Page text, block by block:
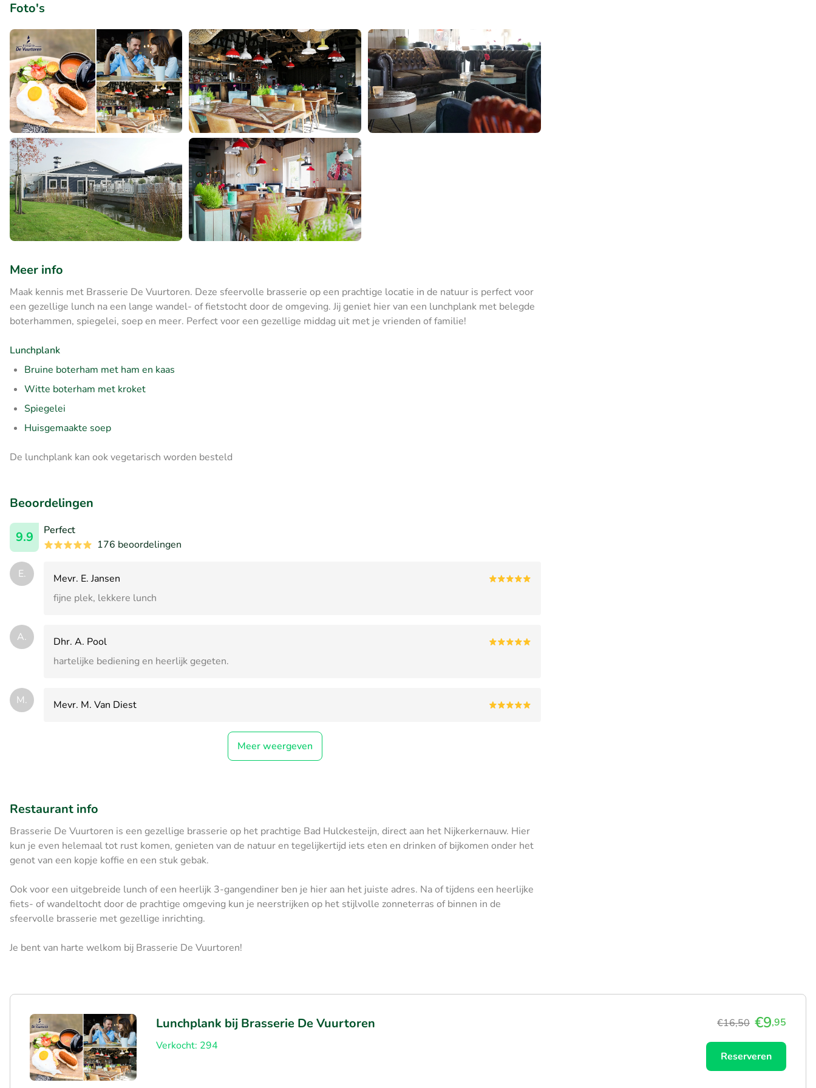
Foto's
Meer info
Maak kennis met Brasserie De Vuurtoren. Deze sfeervolle brasserie op een prachtige locatie in de natuur is perfect voor
een gezellige lunch na een lange wandel- of fietstocht door de omgeving. Jij geniet hier van een lunchplank met belegde
boterhammen, spiegelei, soep en meer. Perfect voor een gezellige middag uit met je vrienden of familie!
Lunchplank
Bruine boterham met ham en kaas
Witte boterham met kroket
Spiegelei
Huisgemaakte soep
De lunchplank kan ook vegetarisch worden besteld
Beoordelingen
9.9
Perfect
176 beoordelingen
E.
Mevr. E. Jansen
fijne plek, lekkere lunch
A.
Dhr. A. Pool
hartelijke bediening en heerlijk gegeten.
M. Mevr. M. Van Diest
Meer weergeven
Restaurant info
Brasserie De Vuurtoren is een gezellige brasserie op het prachtige Bad Hulckesteijn, direct aan het Nijkerkernauw. Hier
kun je even helemaal tot rust komen, genieten van de natuur en tegelijkertijd iets eten en drinken of bijkomen onder het
genot van een kopje koffie en een stuk gebak.
Ook voor een uitgebreide lunch of een heerlijk 3-gangendiner ben je hier aan het juiste adres. Na of tijdens een heerlijke
fiets- of wandeltocht door de prachtige omgeving kun je neerstrijken op het stijlvolle zonneterras of binnen in de
sfeervolle brasserie met gezellige inrichting.
Je bent van harte welkom bij Brasserie De Vuurtoren!
Lunchplank bij Brasserie De Vuurtoren
Verkocht: 294
€16,50 €9,95
Reserveren